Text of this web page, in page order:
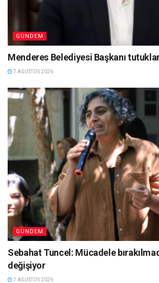
GÜNDEM
Menderes Belediyesi Başkanı
7 AĞUSTOS 2026
GÜNDEM
Sebahat Tuncel: Mücadele
değişiyor
7 AĞUSTOS 2026